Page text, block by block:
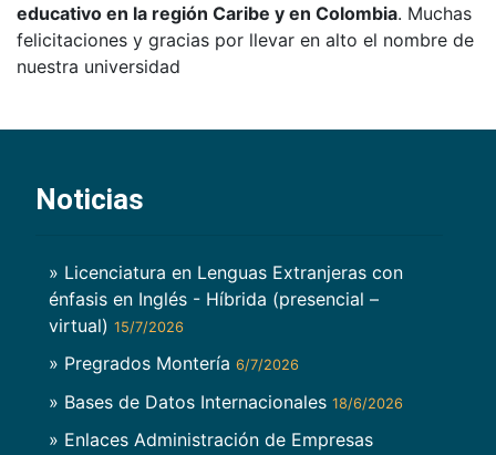
educativo en la región Caribe y en Colombia. Muchas
felicitaciones y gracias por llevar en alto el nombre de
nuestra universidad
Noticias
» Licenciatura en Lenguas Extranjeras con
énfasis en Inglés - Híbrida (presencial –
virtual) 15/7/2026
» Pregrados Montería 6/7/2026
» Bases de Datos Internacionales 18/6/2026
» Enlaces Administración de Empresas